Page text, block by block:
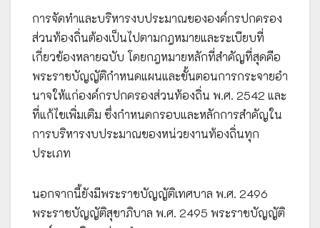
การจัดทำและบริหารงบประมาณขององค์กรปกครอง
ส่วนท้องถิ่นต้องเป็นไปตามกฎหมายและระเบียบที่
เกี่ยวข้องหลายฉบับ โดยกฎหมายหลักที่สำคัญที่สุดคือ
พระราชบัญญัติกำหนดแผนและขั้นตอนการกระจายอำ
นาจให้แก่องค์กรปกครองส่วนท้องถิ่น พ.ศ. 2542 และ
ที่แก้ไขเพิ่มเติม ซึ่งกำหนดกรอบและหลักการสำคัญใน
การบริหารงบประมาณของหน่วยงานท้องถิ่นทุก
ประเภท
นอกจากนี้ยังมีพระราชบัญญัติเทศบาล พ.ศ. 2496
พระราชบัญญัติสุขาภิบาล พ.ศ. 2495 พระราชบัญญัติ